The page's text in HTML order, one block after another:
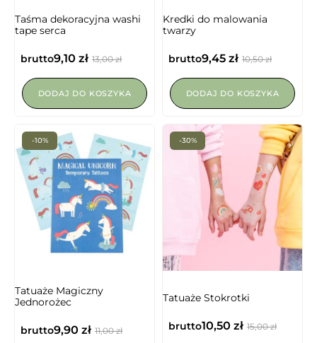
Taśma dekoracyjna washi
tape serca
13,00zł
9,10 zł
brutto
DODAJ DO KOSZYKA
Kredki do malowania
twarzy
10,50zł
9,45 zł
brutto
DODAJ DO KOSZYKA
-10%
Tatuaże Magiczny
Jednorożec
11,00zł
9,90 zł
brutto
-30%
Tatuaże Stokrotki
15,00zł
10,50 zł
brutto